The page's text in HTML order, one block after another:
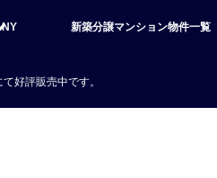
新築分譲マンション物件一覧
好評販売中です。